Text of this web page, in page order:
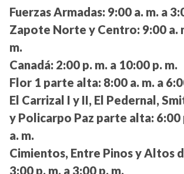
Fuerzas Armadas: 9:00 a. m. a
Zapote Norte y Centro: 9:00 a.
m.
Canadá: 2:00 p. m. a 10:00 p. m.
Flor 1 parte alta: 8:00 a. m. a
El Carrizal I y II, El Pedernal,
y Policarpo Paz parte alta: 6:00
a. m.
Cimientos, Entre Pinos y Altos
3:00 p. m. a 3:00 p. m.